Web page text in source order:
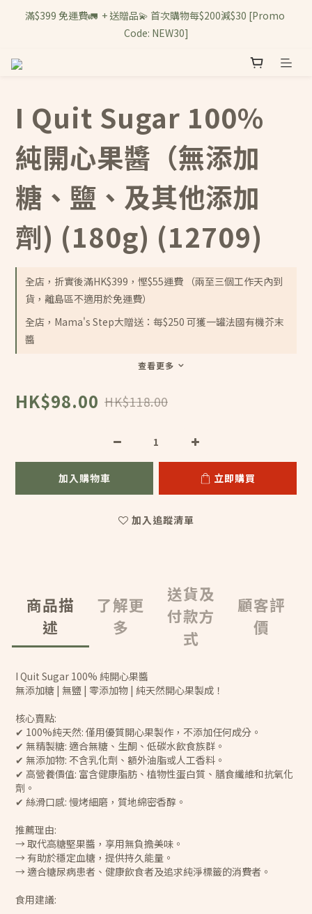
滿$399 免運費🚛  + 送贈品💫 首次購物每$200減$30 [Promo
Code: NEW30]
I Quit Sugar 100%
純開心果醬（無添加
糖、鹽、及其他添加
劑) (180g) (12709)
全店，折實後滿HK$399，慳$55運費 （兩至三個工作天內到
貨，離島區不適用於免運費）
全店，Mama's Step大贈送：每$250 可獲一罐法國有機芥末
醬
查看更多
HK$98.00 HK$118.00
加入購物車 立即購買
加入追蹤清單
商品描
述
了解更
多
送貨及
付款方
式
顧客評
價
I Quit Sugar 100% 純開心果醬
無添加糖 | 無鹽 | 零添加物 | 純天然開心果製成！
核心賣點:
✔ 100%純天然: 僅用優質開心果製作，不添加任何成分。
✔ 無精製糖: 適合無糖、生酮、低碳水飲食族群。
✔ 無添加物: 不含乳化劑、額外油脂或人工香料。
✔ 高營養價值: 富含健康脂肪、植物性蛋白質、膳食纖維和抗氧化
劑。
✔ 絲滑口感: 慢烤細磨，質地綿密香醇。
推薦理由:
→ 取代高糖堅果醬，享用無負擔美味。
→ 有助於穩定血糖，提供持久能量。
→ 適合糖尿病患者、健康飲食者及追求純淨標籤的消費者。
食用建議: